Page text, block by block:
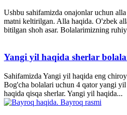
Ushbu sahifamizda onajonlar uchun
matni keltirilgan. Alla haqida. O'zbek
bitilgan shoh asar. Bolalarimizning
Yangi yil haqida sherlar
Sahifamizda Yangi yil haqida eng
Bog'cha bolalari uchun 4 qator yangi
haqida qisqa sherlar. Yangi yil haqida...